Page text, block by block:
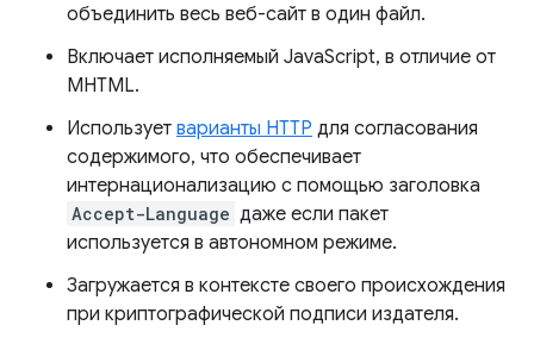
объединить весь веб-сайт в один файл.
Включает исполняемый JavaScript, в отличие от
MHTML.
Использует варианты HTTP для согласования
содержимого, что обеспечивает
интернационализацию с помощью заголовка
Accept-Language даже если пакет
используется в автономном режиме.
Загружается в контексте своего происхождения
при криптографической подписи издателя.